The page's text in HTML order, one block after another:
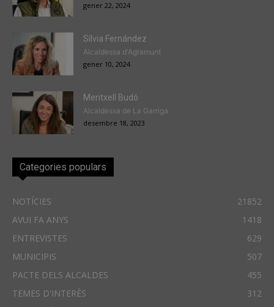
gener 22, 2024
Sílvia Fernández
Alcaldessa d'Agramunt
gener 10, 2024
Meritxell Budó
Alcaldessa de La Garriga
desembre 18, 2023
Categories populars
NOTÍCIES
21852
AVUI FA ANYS
1418
ENTREVISTES
629
MUNICIPIS
507
PACTE DELS ALCALDES
455
TEMES D'INTERÈS
312